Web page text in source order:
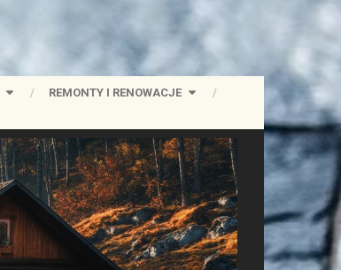
REMONTY I RENOWACJE